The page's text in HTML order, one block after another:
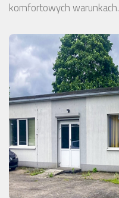
komfortowych warunkach.